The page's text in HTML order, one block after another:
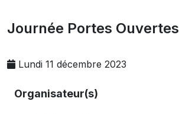
Journée Portes Ouvertes
Lundi 11 décembre 2023
Organisateur(s)